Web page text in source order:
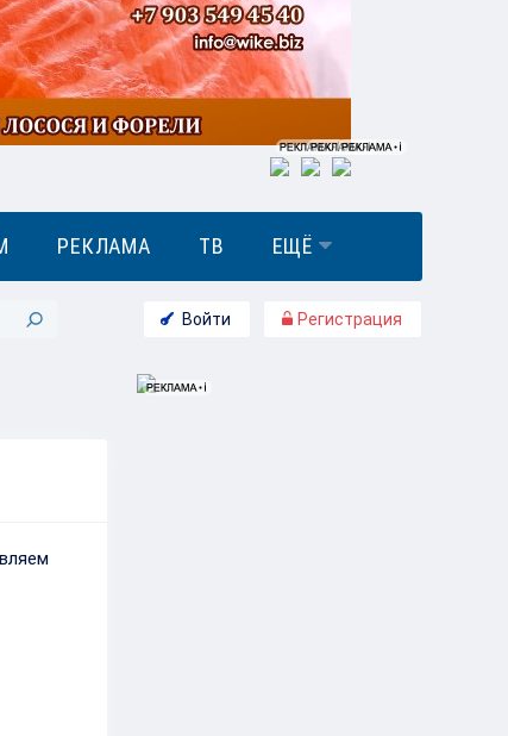
РЕКЛАМА ТВ ЕЩЁ
Войти Регистрация